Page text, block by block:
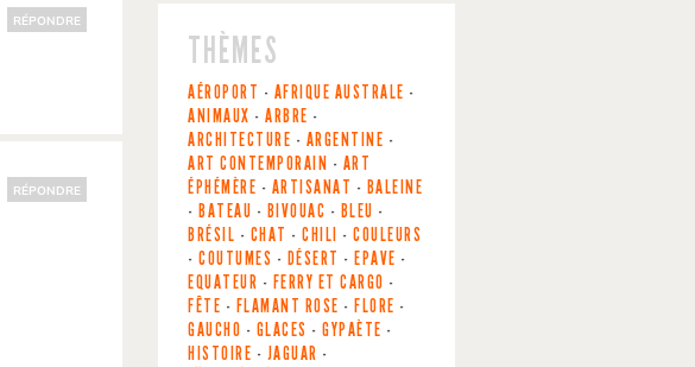
RÉPONDRE
RÉPONDRE
THÈMES
AÉROPORT - AFRIQUE AUSTRALE -
ANIMAUX - ARBRE -
ARCHITECTURE - ARGENTINE -
ART CONTEMPORAIN - ART
ÉPHÉMÈRE - ARTISANAT - BALEINE
- BATEAU - BIVOUAC - BLEU -
BRÉSIL - CHAT - CHILI - COULEURS
- COUTUMES - DÉSERT - EPAVE -
EQUATEUR - FERRY ET CARGO -
FÊTE - FLAMANT ROSE - FLORE -
GAUCHO - GLACES - GYPAÈTE -
HISTOIRE - JAGUAR -